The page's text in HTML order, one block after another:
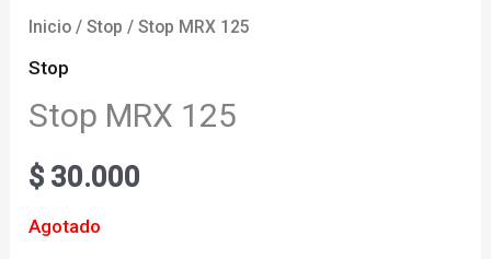
Inicio /Stop / Stop MRX 125
Stop
Stop MRX 125
$ 30.000
Agotado